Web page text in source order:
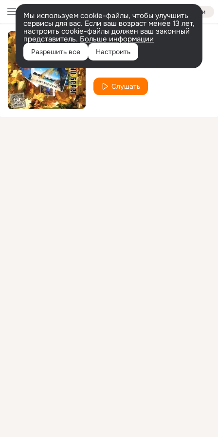
Войти
Мы используем cookie-файлы, чтобы улучшить
сервисы для вас. Если ваш возраст менее 13 лет,
настроить cookie-файлы должен ваш законный
представитель. Больше информации
Разрешить все Настроить
На пляж
Слушать